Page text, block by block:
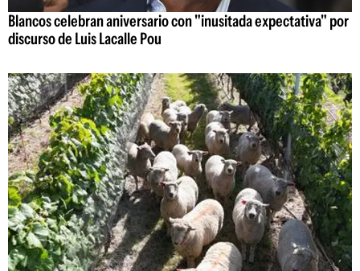
Blancos celebran aniversario con "inusitada expectativa" por
discurso de Luis Lacalle Pou